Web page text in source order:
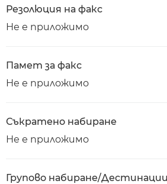
Резолюция на факс
Не е приложимо
Памет за факс
Не е приложимо
Съкратено набиране
Не е приложимо
Групово набиране/Дестинации